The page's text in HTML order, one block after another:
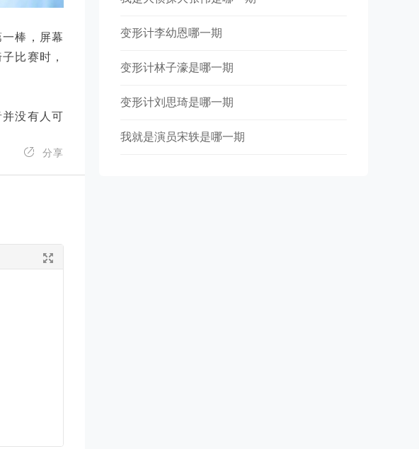
棒，屏幕
比赛时，
没有人可
 分享
变形计李幼恩哪一期
变形计林子濠是哪一期
变形计刘思琦是哪一期
我就是演员宋轶是哪一期